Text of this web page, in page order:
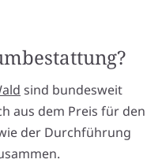
sind bundesweit
aus dem Preis für den
der Durchführung